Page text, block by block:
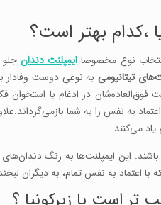
،کدام بهتر است؟
نوع مخصوصاایمپلنت دندان
تیتانیومی به نوعی دوست وفادار
فوق‌العاده‌شان در ادغام با
به نفس را به شما
یاد می‌کنند.
این ایمپلنت‌ها به رنگ دندان‌های
با اعتماد به نفس تمام، به دیگران